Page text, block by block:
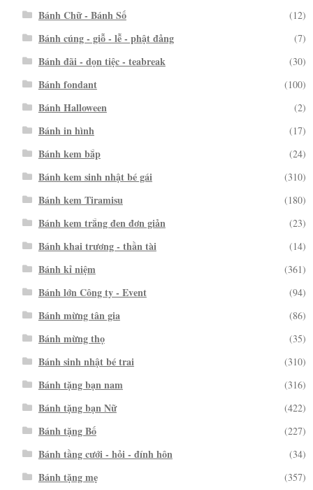
Bánh Chữ - Bánh Số (12)
Bánh cúng - giỗ - lễ - phật đảng (7)
Bánh đãi - dọn tiệc - teabreak (30)
Bánh fondant (100)
Bánh Halloween (2)
Bánh in hình (17)
Bánh kem bắp (24)
Bánh kem sinh nhật bé gái (310)
Bánh kem Tiramisu (180)
Bánh kem trắng đen đơn giản (23)
Bánh khai trương - thần tài (14)
Bánh kỉ niệm (361)
Bánh lớn Công ty - Event (94)
Bánh mừng tân gia (86)
Bánh mừng thọ (35)
Bánh sinh nhật bé trai (310)
Bánh tặng bạn nam (316)
Bánh tặng bạn Nữ (422)
Bánh tặng Bố (227)
Bánh tầng cưới - hỏi - đính hôn (34)
Bánh tặng mẹ (357)